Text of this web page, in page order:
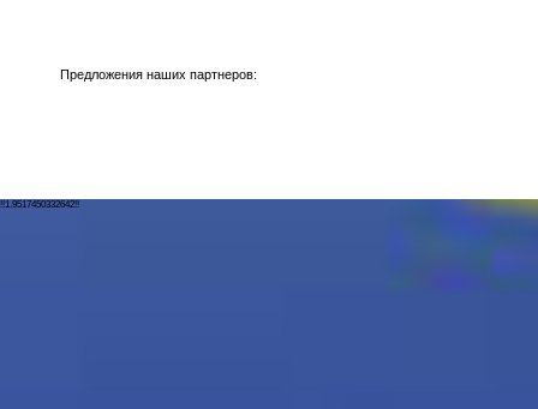
Предложения наших партнеров:
!!1.9517450332642!!